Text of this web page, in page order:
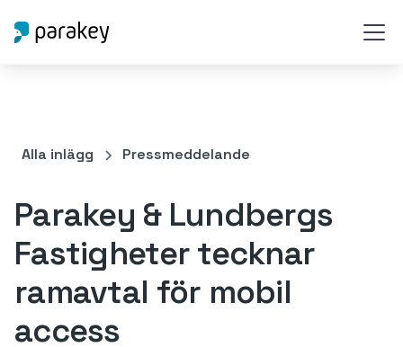
Alla inlägg Pressmeddelande
Parakey & Lundbergs
Fastigheter tecknar
ramavtal för mobil
access